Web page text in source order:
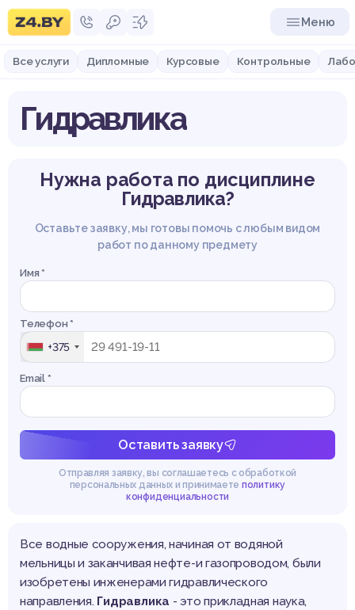
Меню
Все услуги Дипломные Курсовые Контрольные
Гидравлика
Нужна работа по дисциплине
Гидравлика?
Оставьте заявку, мы готовы помочь с любым видом
работ по данному предмету
Имя *
Телефон *
+375
Email *
Оставить заявку
Отправляя заявку, вы соглашаетесь с обработкой
персональных данных и принимаете политику
конфиденциальности
Все водные сооружения, начиная от водяной
мельницы и заканчивая нефте-и газопроводом, были
изобретены инженерами гидравлического
направления. Гидравлика - это прикладная наука,